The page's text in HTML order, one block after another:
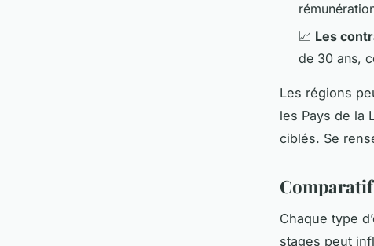
📈 Les
de 30 ans,
Les régions
les Pays de la
ciblés. Se
Comparatif
Chaque type
stages peut